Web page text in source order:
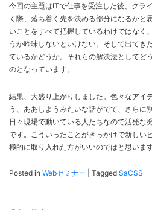
今回の主題はITで仕事を受注した後、クラ
く際、落ち着く先を決める部分になるかと
いことをすべて把握しているわけではなく
うか吟味しないといけない。そして出てき
ているかどうか。それらの解決法としてど
のとなっています。
結果、大盛り上がりしました。色々なアイ
う、ああしようみたいな話がでて、さらに
日々現場で動いている人たちなので活発な
です。こういったことがきっかけで新しい
極的に取り入れた方がいいのではと思います
Posted in Webセミナー Tagged SaCSS